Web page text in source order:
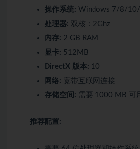
操作系统: Windows 7/8/10/
处理器: 双核：2Ghz
内存: 2 GB RAM
显卡: 512MB
DirectX 版本: 10
网络: 宽带互联网连接
存储空间: 需要 1000 MB 可
推荐配置: